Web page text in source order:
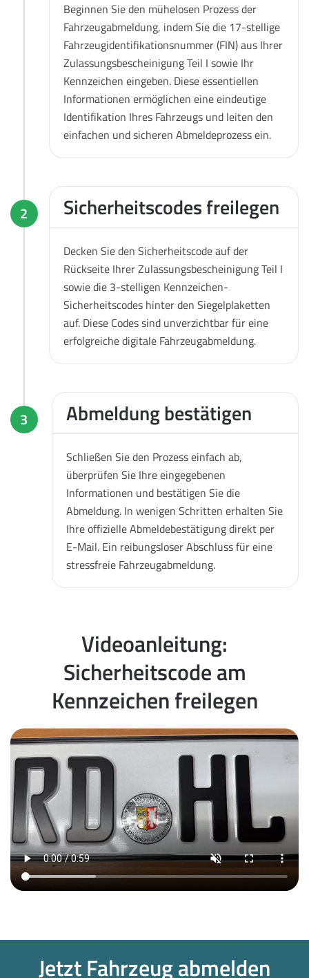
Beginnen Sie den mühelosen Prozess der
Fahrzeugabmeldung, indem Sie die 17-stellige
Fahrzeugidentifikationsnummer (FIN) aus Ihrer
Zulassungsbescheinigung Teil I sowie Ihr
Kennzeichen eingeben. Diese essentiellen
Informationen ermöglichen eine eindeutige
Identifikation Ihres Fahrzeugs und leiten den
einfachen und sicheren Abmeldeprozess ein.
2 Sicherheitscodes freilegen
Decken Sie den Sicherheitscode auf der
Rückseite Ihrer Zulassungsbescheinigung Teil I
sowie die 3-stelligen Kennzeichen-
Sicherheitscodes hinter den Siegelplaketten
auf. Diese Codes sind unverzichtbar für eine
erfolgreiche digitale Fahrzeugabmeldung.
3 Abmeldung bestätigen
Schließen Sie den Prozess einfach ab,
überprüfen Sie Ihre eingegebenen
Informationen und bestätigen Sie die
Abmeldung. In wenigen Schritten erhalten Sie
Ihre offizielle Abmeldebestätigung direkt per
E-Mail. Ein reibungsloser Abschluss für eine
stressfreie Fahrzeugabmeldung.
Videoanleitung:
Sicherheitscode am
Kennzeichen freilegen
Jetzt Fahrzeug abmelden